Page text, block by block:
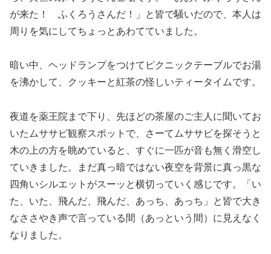
が来た！ ふくろうさんだ！」と皆で騒いだので、本人は
周りを気にしてちょっとあわてていました。
暗い中、ヘッドランプをつけてピクニックテーブルでお湯
を沸かして、クッキーと紅茶の怪しいティータイムです。
夜道を薬王院まで下り、先ほどの茶屋のご主人に聞いてお
いたムササビ観察スポットで、さーてムササビを探そうと
木の上の方を眺めていると、すぐに一匹が音も無く滑空し
ていきました。まだ真っ暗ではない夜空を背景に真っ黒な
四角いシルエットがスーッと横切っていく感じです。「い
た、いた、飛んだ、飛んだ、あっち、あっち」と皆で大き
なささやき声で言っている間（あっという間）に見えなく
なりました。